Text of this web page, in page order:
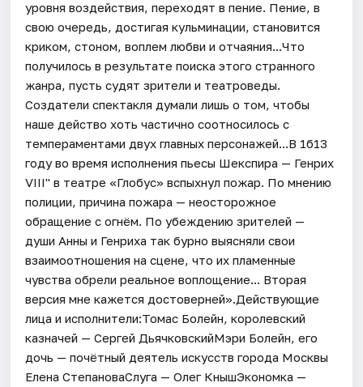
уровня воздействия, переходят в пение. Пение, в
свою очередь, достигая кульминации, становится
криком, стоном, воплем любви и отчаяния...Что
получилось в результате поиска этого странного
жанра, пусть судят зрители и театроведы.
Создатели спектакля думали лишь о том, чтобы
наше действо хоть частично соотносилось с
темпераментами двух главных персонажей...В 1б13
году во время исполнения пьесы Шекспира — Генрих
VIII" в театре «Глобус» вспыхнул пожар. По мнению
полиции, причина пожара — неосторожное
обращение с огнём. По убеждению зрителей —
души Анны и Генриха так бурно выясняли свои
взаимоотношения на сцене, что их пламенные
чувства обрели реальное воплощение... Вторая
версия мне кажется достоверней».Действующие
лица и исполнители:Томас Болейн, королевский
казначей — Сергей ДьячковскийМэри Болейн, его
дочь — почётный деятель искусств города Москвы
Елена СтепановаСлуга — Олег КнышЭкономка —